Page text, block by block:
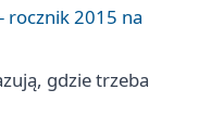
rocznik 2015 na
gdzie trzeba